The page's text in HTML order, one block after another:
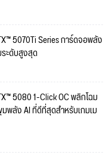
5070Ti Series การ์ดจอพลัง
ะดับสูงสุด
5080 1-Click OC พลิกโฉม
ลัง AI ที่ดีที่สุดสำหรับเกมเม